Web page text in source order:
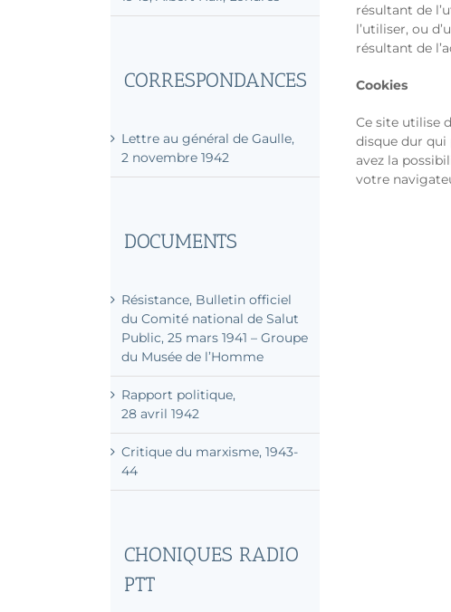
résultant de
l’utiliser, ou
résultant de
Cookies
Ce site utilise
disque dur qui
avez la
votre
Hommage aux morts de la
CORRESPONDANCES
DOCUMENTS
Résistance, Bulletin officiel
du Comité national de Salut
Public, 25 mars 1941 – Groupe
du Musée de l’Homme
Rapport politique,
28 avril 1942